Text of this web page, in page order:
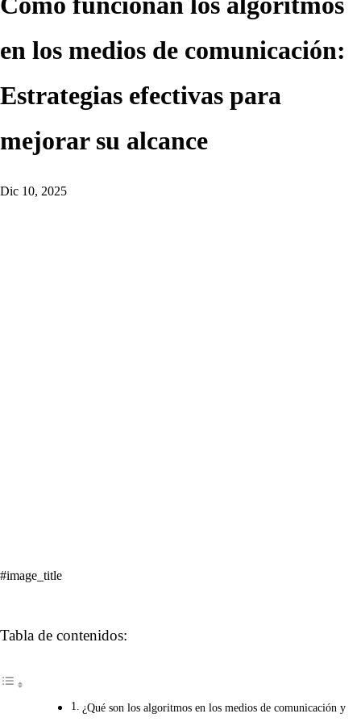
en los medios de comunicación:
Estrategias efectivas para
mejorar su alcance
Dic 10, 2025
#image_title
Tabla de contenidos:
¿Qué son los algoritmos en los medios de comunicación y